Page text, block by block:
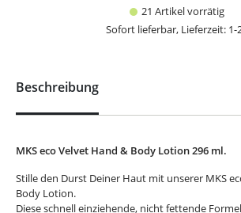
21 Artikel vorrätig
Sofort lieferbar, Lieferzeit: 1-
Beschreibung
MKS eco Velvet Hand & Body Lotion 296 ml.
Stille den Durst Deiner Haut mit unserer MKS
Body Lotion.
Diese schnell einziehende, nicht fettende